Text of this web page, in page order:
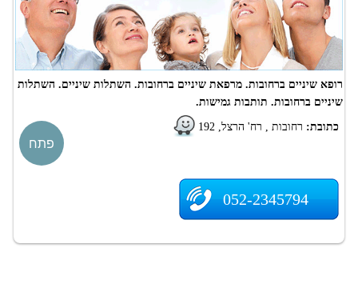
רופא שיניים ברחובות. מרפאת שיניים ברחובות. השתלות שיניים. השתלות
שיניים ברחובות. תותבות גמישות.
כתובת: רחובות , רח' הרצל, 192
052-2345794
פתח